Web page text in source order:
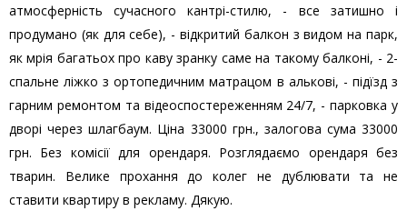
атмосферність сучасного кантрі-стилю, - все затишно і
продумано (як для себе), - відкритий балкон з видом на парк,
як мрія багатьох про каву зранку саме на такому балконі, - 2-
спальне ліжко з ортопедичним матрацом в алькові, - підїзд з
гарним ремонтом та відеоспостереженням 24/7, - парковка у
дворі через шлагбаум. Ціна 33000 грн., залогова сума 33000
грн. Без комісії для орендаря. Розглядаємо орендаря без
тварин. Велике прохання до колег не дублювати та не
ставити квартиру в рекламу. Дякую.